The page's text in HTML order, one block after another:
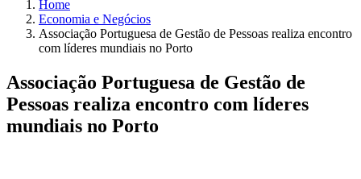
Home
Economia e Negócios
Associação Portuguesa de Gestão de Pessoas realiza encontro
com líderes mundiais no Porto
Associação Portuguesa de Gestão de
Pessoas realiza encontro com líderes
mundiais no Porto